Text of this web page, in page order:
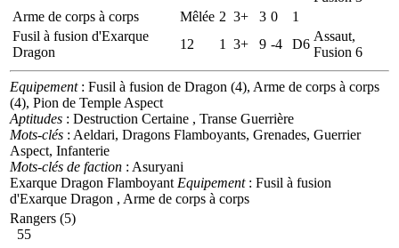
Arme de corps à corps
Mêlée 2 3+ 3 0
1
Fusil à fusion d'Exarque
Dragon
12 1 3+ 9 -4 D6
Assaut,
Fusion 6
Equipement: Fusil à fusion de Dragon (4), Arme de corps à corps
(4), Pion de Temple Aspect
Aptitudes : Destruction Certaine , Transe Guerrière
Mots-clés : Aeldari, Dragons Flamboyants, Grenades, Guerrier
Aspect, Infanterie
Mots-clés de faction : Asuryani
Exarque Dragon Flamboyant Equipement: Fusil à fusion
d'Exarque Dragon , Arme de corps à corps
Rangers (5)
55